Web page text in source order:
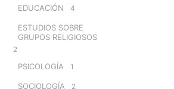
EDUCACIÓN 4
ESTUDIOS SOBRE
GRUPOS RELIGIOSOS
2
PSICOLOGÍA 1
SOCIOLOGÍA 2